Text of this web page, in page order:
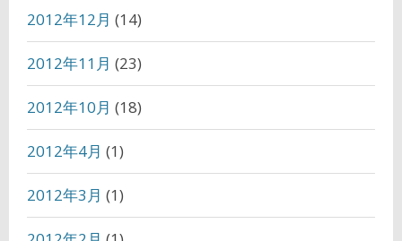
2012年12月 (14)
2012年11月 (23)
2012年10月 (18)
2012年4月 (1)
2012年3月 (1)